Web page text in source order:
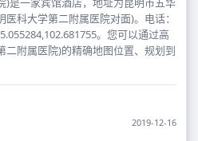
科大学第二附属医院对面)。电话：
。您可以通过高
二附属医院)的精确地图位置、规划到
2019-12-16